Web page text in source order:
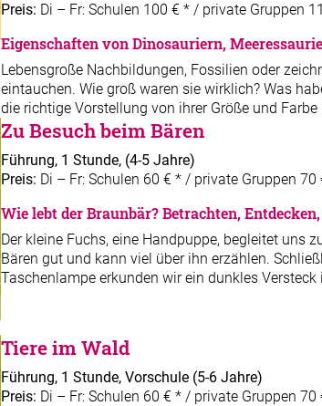
Preis: Di – Fr: Schulen 100 € * / private Gruppen
Eigenschaften von Dinosauriern,
Lebensgroße Nachbildungen, Fossilien oder
eintauchen. Wie groß waren sie wirklich? Was
die richtige Vorstellung von ihrer Größe und Farbe
Zu Besuch beim Bären
Führung, 1 Stunde, (4-5 Jahre)
Preis: Di – Fr: Schulen 60 € * / private Gruppen 70
Wie lebt der Braunbär? Betrachten,
Der kleine Fuchs, eine Handpuppe, begleitet uns
Bären gut und kann viel über ihn erzählen.
Taschenlampe erkunden wir ein dunkles Versteck
Tiere im Wald
Führung, 1 Stunde, Vorschule (5-6 Jahre)
Preis: Di – Fr: Schulen 60 € * / private Gruppen 70